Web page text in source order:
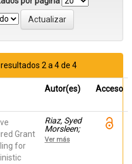
2 a 4 de 4
Autor(es) Acceso
Grant
for
Riaz, Syed
Morsleen;
Lucas-
Estañ, M.
Ver más